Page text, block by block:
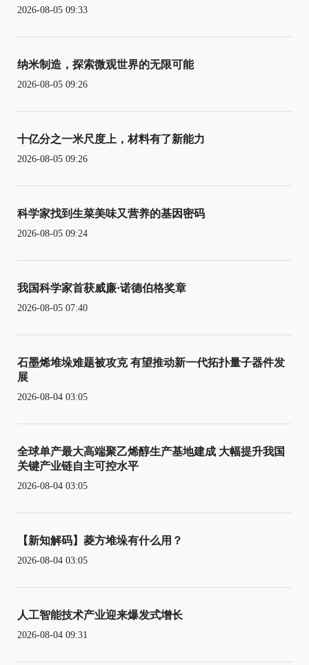
2026-08-05 09:33
纳米制造，探索微观世界的无限可能
2026-08-05 09:26
十亿分之一米尺度上，材料有了新能力
2026-08-05 09:26
科学家找到生菜美味又营养的基因密码
2026-08-05 09:24
我国科学家首获威廉·诺德伯格奖章
2026-08-05 07:40
石墨烯堆垛难题被攻克 有望推动新一代拓扑量子器件发
展
2026-08-04 03:05
全球单产最大高端聚乙烯醇生产基地建成 大幅提升我国
关键产业链自主可控水平
2026-08-04 03:05
【新知解码】菱方堆垛有什么用？
2026-08-04 03:05
人工智能技术产业迎来爆发式增长
2026-08-04 09:31